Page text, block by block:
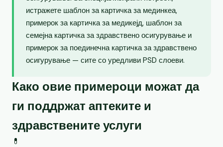
истражете шаблон за картичка за мединкеа,
примерок за картичка за медикејд, шаблон за
семејна картичка за здравствено осигурување и
примерок за поединечна картичка за здравствено
осигурување — сите со уредливи PSD слоеви.
Како овие примероци можат да
ги поддржат аптеките и
здравствените услуги
💊